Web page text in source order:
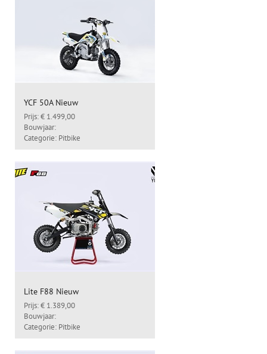
YCF 50A Nieuw
Prijs: € 1.499,00
Bouwjaar:
Categorie: Pitbike
Lite F88 Nieuw
Prijs: € 1.389,00
Bouwjaar:
Categorie: Pitbike